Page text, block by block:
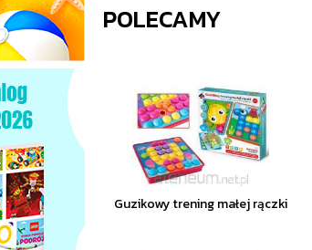
POLECAMY
Guzikowy trening małej rączki